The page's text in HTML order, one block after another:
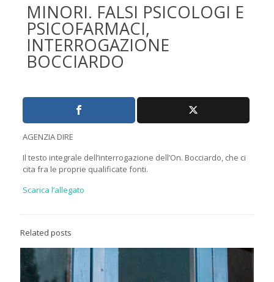
MINORI. FALSI PSICOLOGI E
PSICOFARMACI,
INTERROGAZIONE
BOCCIARDO
AGENZIA DIRE
Il testo integrale dell’interrogazione dell’On. Bocciardo, che ci
cita fra le proprie qualificate fonti.
Scarica l’allegato
Related posts